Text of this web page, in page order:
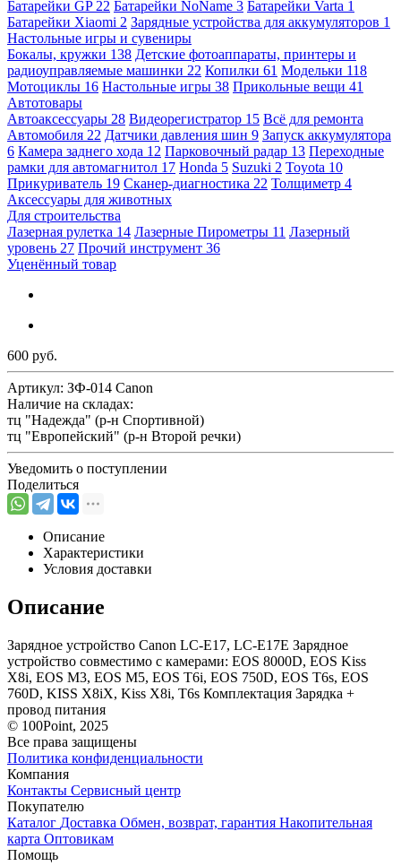
Батарейки GP 22 Батарейки NoName 3 Батарейки Varta 1
Батарейки Xiaomi 2 Зарядные устройства для аккумуляторов 1
Настольные игры и сувениры
Бокалы, кружки 138 Детские фотоаппараты, принтеры и
радиоуправляемые машинки 22 Копилки 61 Модельки 118
Мотоциклы 16 Настольные игры 38 Прикольные вещи 41
Автотовары
Автоаксессуары 28 Видеорегистратор 15 Всё для ремонта
Автомобиля 22 Датчики давления шин 9 Запуск аккумулятора
6 Камера заднего хода 12 Парковочный радар 13 Переходные
рамки для автомагнитол 17 Honda 5 Suzuki 2 Toyota 10
Прикуриватель 19 Сканер-диагностика 22 Толщиметр 4
Аксессуары для животных
Для строительства
Лазерная рулетка 14 Лазерные Пирометры 11 Лазерный
уровень 27 Прочий инструмент 36
Уценённый товар
600 руб.
Артикул: ЗФ-014 Canon
Наличие на складах:
тц "Надежда" (р-н Спортивной)
тц "Европейский" (р-н Второй речки)
Уведомить о поступлении
Поделиться
Описание
Характеристики
Условия доставки
Описание
Зарядное устройство Canon LC-E17, LC-E17E Зарядное
устройство совместимо с камерами: EOS 8000D, EOS Kiss
X8i, EOS M3, EOS M5, EOS T6i, EOS 750D, EOS T6s, EOS
760D, KISS X8iX, Kiss X8i, T6s Комплектация Зарядка +
провод питания
© 100Point, 2025
Все права защищены
Политика конфиденциальности
Компания
Контакты Сервисный центр
Покупателю
Каталог Доставка Обмен, возврат, гарантия Накопительная
карта Оптовикам
Помощь